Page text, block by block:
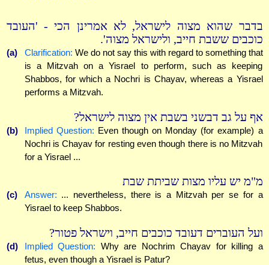
בדבר שהוא מצוה לישראל, לא אמרינן הכי - 'העובד
כוכבים ששבת חייב, ולישראל מצוה'.
(a) Clarification: We do not say this with regard to something that
is a Mitzvah on a Yisrael to perform, such as keeping
Shabbos, for which a Nochri is Chayav, whereas a Yisrael
performs a Mitzvah.
אף על גב דבשני בשבת אין מצוה לישראל?
(b) Implied Question: Even though on Monday (for example) a
Nochri is Chayav for resting even though there is no Mitzvah
for a Yisrael ...
מ"מ יש עליו מצות שביתת שבת
(c) Answer: ... nevertheless, there is a Mitzvah per se for a
Yisrael to keep Shabbos.
ועל העוברים דעובד כוכבים חייב, וישראל פטור?
(d) Implied Question: Why are Nochrim Chayav for killing a
fetus, even though a Yisrael is Patur?